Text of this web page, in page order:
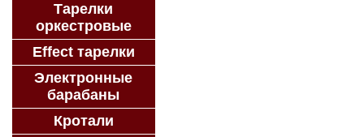
Тарелки
оркестровые
Effect тарелки
Электронные
барабаны
Кротали